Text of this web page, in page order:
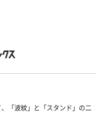
「波紋」と「スタンド」の二